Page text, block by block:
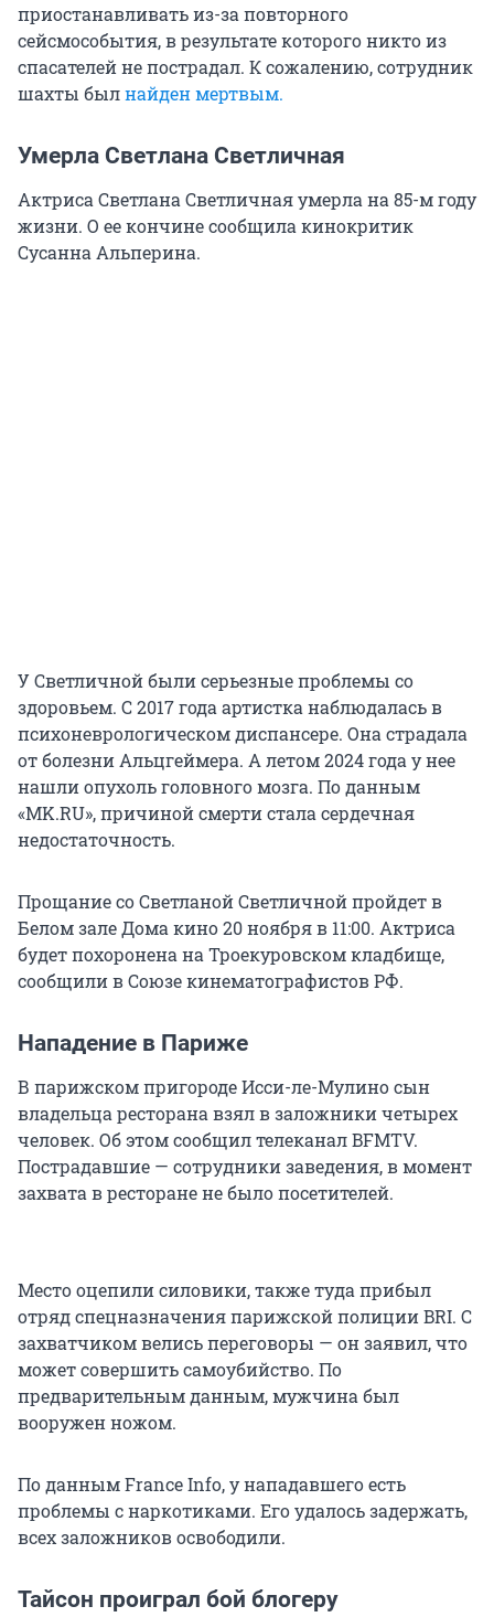
приостанавливать из-за повторного
сейсмособытия, в результате которого никто из
спасателей не пострадал. К сожалению, сотрудник
шахты былнайден мертвым.
Умерла Светлана Светличная
Актриса Светлана Светличная умерла на 85-м году
жизни. О ее кончине сообщила кинокритик
Сусанна Альперина.
У Светличной были серьезные проблемы со
здоровьем. С 2017 года артистка наблюдалась в
психоневрологическом диспансере. Она страдала
от болезни Альцгеймера. А летом 2024 года у нее
нашли опухоль головного мозга. По данным
«MK.RU», причиной смерти стала сердечная
недостаточность.
Прощание со Светланой Светличной пройдет в
Белом зале Дома кино 20 ноября в 11:00. Актриса
будет похоронена на Троекуровском кладбище,
сообщили в Союзе кинематографистов РФ.
Нападение в Париже
В парижском пригороде Исси-ле-Мулино сын
владельца ресторана взял в заложники четырех
человек. Об этом сообщил телеканал BFMTV.
Пострадавшие — сотрудники заведения, в момент
захвата в ресторане не было посетителей.
Место оцепили силовики, также туда прибыл
отряд спецназначения парижской полиции BRI. С
захватчиком велись переговоры — он заявил, что
может совершить самоубийство. По
предварительным данным, мужчина был
вооружен ножом.
По данным France Info, у нападавшего есть
проблемы с наркотиками. Его удалось задержать,
всех заложников освободили.
Тайсон проиграл бой блогеру